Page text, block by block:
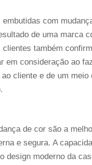
com
de uma marca
também
em consideração ao
cliente e de um meio
de cor são a
e segura. A
design moderno da